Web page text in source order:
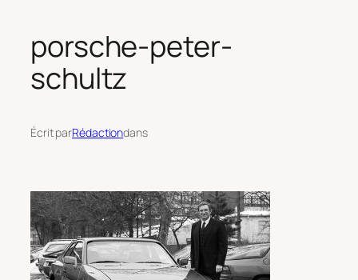
porsche-peter-
schultz
Écrit parRédactiondans